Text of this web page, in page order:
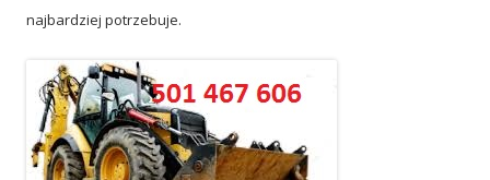
najbardziej potrzebuje.